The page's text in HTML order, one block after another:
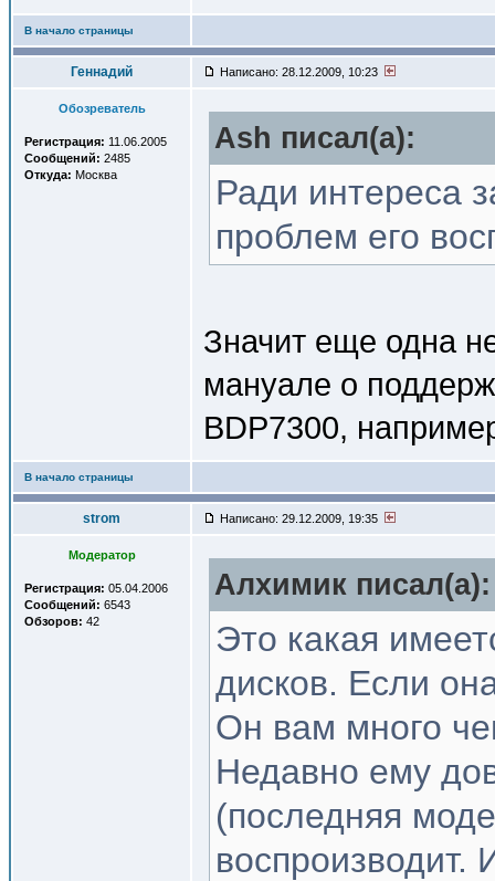
В начало страницы
Геннадий Написано: 28.12.2009, 10:23
Обозреватель
Регистрация: 11.06.2005
Сообщений: 2485
Откуда: Москва
Ash писал(a):
Ради интереса
проблем его
Значит еще одна
мануале о
BDP7300,
В начало страницы
strom Написано: 29.12.2009, 19:35
Модератор
Регистрация: 05.04.2006
Сообщений: 6543
Обзоров: 42
Алхимик писал(a):
Это какая
дисков. Если
Он вам много
Недавно ему
(последняя
воспроизводит.